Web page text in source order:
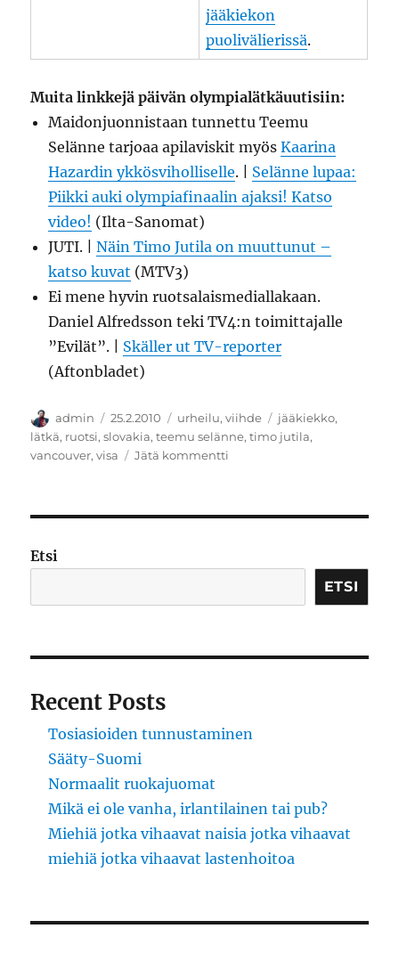
jääkiekon
puolivälierissä.
Muita linkkejä päivän olympialätkäuutisiin:
Maidonjuonnistaan tunnettu Teemu
Selänne tarjoaa apilaviskit myösKaarina
Hazardin ykkösviholliselle. | Selänne lupaa:
Piikki auki olympiafinaalin ajaksi! Katso
video! (Ilta-Sanomat)
JUTI. |Näin Timo Jutila on muuttunut –
katso kuvat (MTV3)
Ei mene hyvin ruotsalaismediallakaan.
Daniel Alfredsson teki TV4:n toimittajalle
”Evilät”. | Skäller ut TV-reporter
(Aftonbladet)
Kirjoittaja
admin Julkaistu
25.2.2010 Kategoriat
urheilu,viihde Avainsanat
jääkiekko,
lätkä, ruotsi,slovakia,teemu selänne,timo jutila,
vancouver,visa Jätä kommentti
viime
Etsi
ETSI
Recent Posts
Tosiasioiden tunnustaminen
Sääty-Suomi
Normaalit ruokajuomat
Mikä ei ole vanha, irlantilainen tai pub?
Miehiä jotka vihaavat naisia jotka vihaavat
miehiä jotka vihaavat lastenhoitoa